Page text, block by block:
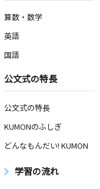
算数・数学
英語
国語
公文式の特長
公文式の特長
KUMONのふしぎ
どんなもんだい! KUMON
学習の流れ